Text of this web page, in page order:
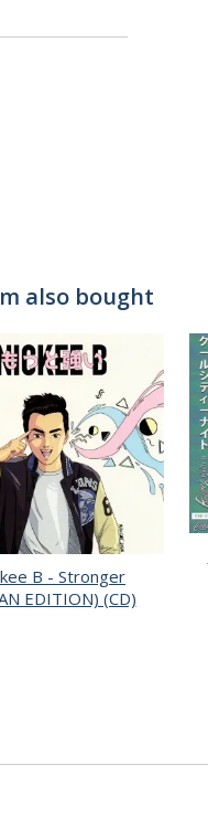
also bought
B - Stronger
EDITION) (CD)